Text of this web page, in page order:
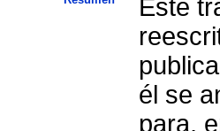
Este
él se
para,